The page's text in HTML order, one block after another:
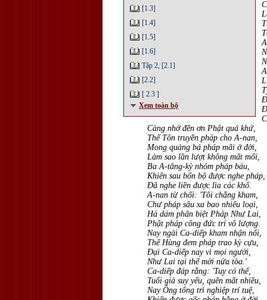
[1.3]
[1.4]
[1.5]
[1.6]
Tập 2, [2.1]
[2.2]
[ 2.3 ]
Xem toàn bộ
Càng nhớ đền ơn Phật quá khứ,
Thế Tôn truyền pháp cho A-nan,
Mong quảng bá pháp mãi ở đời,
Làm sao lần lượt không mất mối,
Ba A-tăng-kỳ nhóm pháp báu,
Khiến sau bốn bộ được nghe pháp,
Ðã nghe liền được lìa các khổ.
A-nan từ chối: 'Tôi chẳng kham,
Chư pháp sâu xa bao nhiêu loại,
Há dám phân biệt Pháp Như Lai,
Phật pháp công đức trí vô lượng.
Nay ngài Ca-diếp kham nhận nổi,
Thế Hùng đem pháp trao kỳ cựu,
Ðại Ca-diếp nay vì mọi người,
Như Lai tại thế mời nửa tòa.'
Ca-diếp đáp rằng: 'Tuy có thể,
Tuổi già suy yếu, quên mất nhiều,
Nay Ông tổng trì nghiệp trí tuệ,